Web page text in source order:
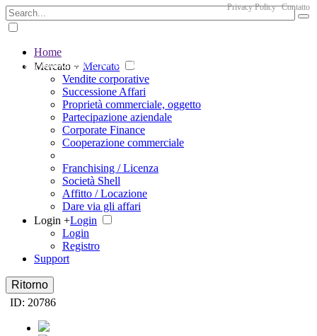
The big marketplace for business
Privacy Policy Contatto
Home
Mercato + Mercato
Vendite corporative
Successione Affari
Proprietà commerciale, oggetto
Partecipazione aziendale
Corporate Finance
Cooperazione commerciale
Franchising / Licenza
Società Shell
Affitto / Locazione
Dare via gli affari
Login +Login
Login
Registro
Support
Ritorno
ID: 20786